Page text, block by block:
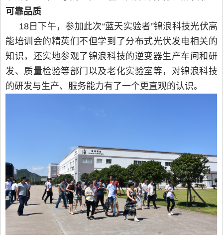
可靠品质
18日下午，参加此次“蓝天实验者”锦浪科技光伏高
能培训会的精英们不但学到了分布式光伏发电相关的
知识，还实地参观了锦浪科技的逆变器生产车间和研
发、质量检验等部门以及老化实验室等，对锦浪科技
的研发与生产、服务能力有了一个更直观的认识。